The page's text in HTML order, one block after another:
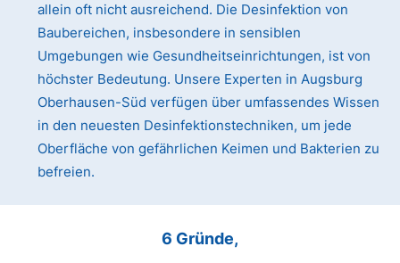
allein oft nicht ausreichend. Die Desinfektion von
Baubereichen, insbesondere in sensiblen
Umgebungen wie Gesundheitseinrichtungen, ist von
höchster Bedeutung. Unsere Experten in Augsburg
Oberhausen-Süd verfügen über umfassendes Wissen
in den neuesten Desinfektionstechniken, um jede
Oberfläche von gefährlichen Keimen und Bakterien zu
befreien.
6 Gründe,